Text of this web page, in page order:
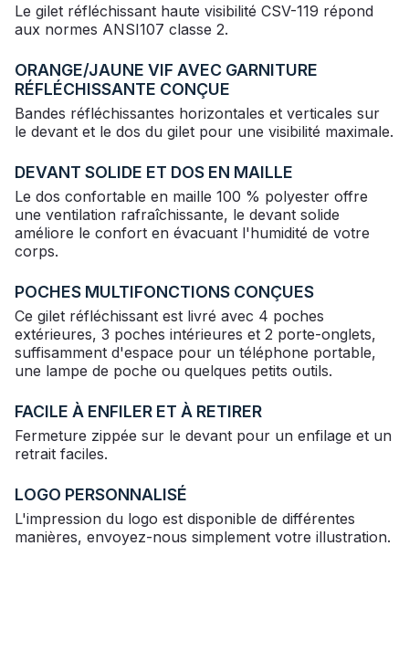
Le gilet réfléchissant haute visibilité CSV-119 répond
aux normes ANSI107 classe 2.
ORANGE/JAUNE VIF AVEC GARNITURE
RÉFLÉCHISSANTE CONÇUE
Bandes réfléchissantes horizontales et verticales sur
le devant et le dos du gilet pour une visibilité maximale.
DEVANT SOLIDE ET DOS EN MAILLE
Le dos confortable en maille 100 % polyester offre
une ventilation rafraîchissante, le devant solide
améliore le confort en évacuant l'humidité de votre
corps.
POCHES MULTIFONCTIONS CONÇUES
Ce gilet réfléchissant est livré avec 4 poches
extérieures, 3 poches intérieures et 2 porte-onglets,
suffisamment d'espace pour un téléphone portable,
une lampe de poche ou quelques petits outils.
FACILE À ENFILER ET À RETIRER
Fermeture zippée sur le devant pour un enfilage et un
retrait faciles.
LOGO PERSONNALISÉ
L'impression du logo est disponible de différentes
manières, envoyez-nous simplement votre illustration.